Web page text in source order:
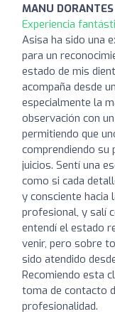
MANU DORANTES
Experiencia
Asisa ha sido una
para un
estado de mis
acompaña desde
especialmente la
observación con
permitiendo que
comprendiendo su
juicios. Sentí una
como si cada
y consciente hacia
profesional, y salí
entendí el estado
venir, pero sobre
sido atendido
Recomiendo esta
toma de contacto
profesionalidad.